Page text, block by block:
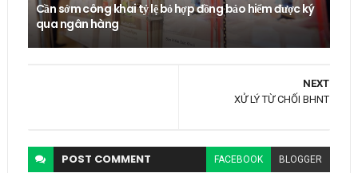
Cần sớm công khai tỷ lệ bỏ hợp đồng bảo hiểm được ký
qua ngân hàng
NEXT
XỬ LÝ TỪ CHỐI BHNT
POST COMMENT FACEBOOK BLOGGER